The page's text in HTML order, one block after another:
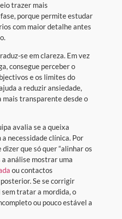
trazer mais
porque permite estudar
com maior detalhe antes
se em clareza. Em vez
consegue perceber o
e os limites do
a reduzir ansiedade,
mais transparente desde o
avalia se a queixa
necessidade clínica. Por
que só quer “alinhar os
a análise mostrar uma
ou contactos
Se se corrigir
tratar a mordida, o
ou pouco estável a